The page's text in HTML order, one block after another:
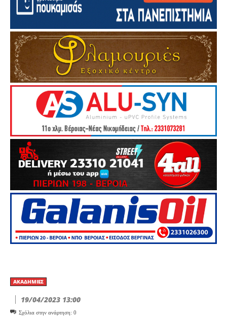
ΑΚΑΔΗΜΊΕΣ
19/04/2023 13:00
Σχόλια στην ανάρτηση: 0